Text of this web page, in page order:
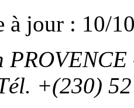
à jour : 10/
+(230)